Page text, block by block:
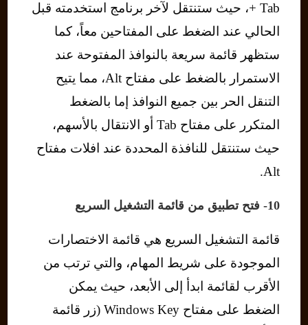
+ Tab، حيث ستنتقل لآخر برنامج استخدمته قبل
الحالي عند الضغط على المفتاحين معاً، كما
ستظهر قائمة سريعة بالنوافذ المفتوحة عند
الاستمرار بالضغط على مفتاح Alt، مما يتيح
التنقل الحر بين جميع النوافذ إما بالضغط
المتكرر على مفتاح Tab أو الانتقال بالأسهم،
حيث ستنتقل للنافذة المحددة عند افلات مفتاح
Alt.
10- فتح تطبيق من قائمة التشغيل السريع
قائمة التشغيل السريع هي قائمة الاختصارات
الموجودة على شريط المهام، والتي ترتب من
الأقرب لقائمة ابدأ إلى الأبعد، حيث يمكن
الضغط على مفتاح Windows Key (زر قائمة